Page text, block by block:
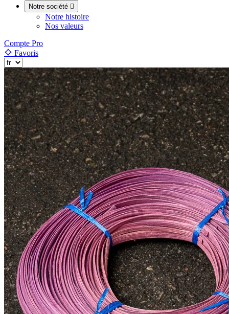
Notre société 
Notre histoire
Nos valeurs
Compte Pro
Favoris